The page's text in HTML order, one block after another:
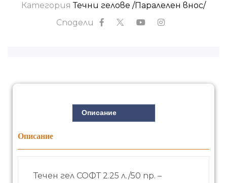
КатегорияТечни гелове /Паралелен внос/
Сподели
Описание
Описание
Течен гел СОФТ 2.25 л./50 пр. –